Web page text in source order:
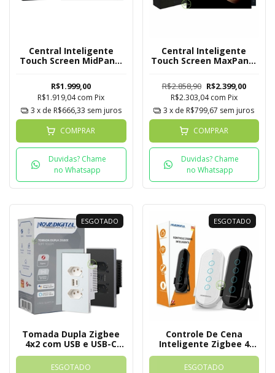
Central Inteligente
Touch Screen MidPanel
R$1.999,00
R$1.919,04com Pix
3 x de R$666,33 sem juros
COMPRAR
Duvidas? Chame
no Whatsapp
Central Inteligente
Touch Screen MaxPanel
Polegadas
R$2.858,90 R$2.399,00
R$2.303,04com Pix
3 x de R$799,67 sem juros
COMPRAR
Duvidas? Chame
no Whatsapp
ESGOTADO
Tomada Dupla Zigbee
4x2 com USB e USB-C
Quartzo Soft Touch
Novadigital Tuya
ESGOTADO
ESGOTADO
Controle De Cena
Inteligente Zigbee 4
Botões Nova Digital
ESGOTADO